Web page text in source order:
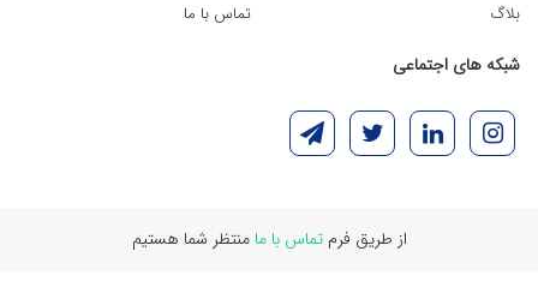
بلاگ
تماس با ما
شبکه های اجتماعی
از طریق فرمتماس با ما منتظر شما هستیم